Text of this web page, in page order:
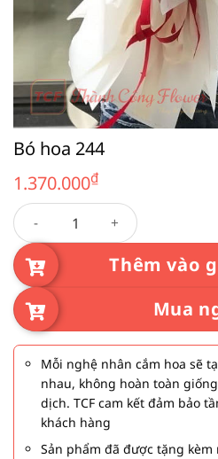
Bó hoa 244
1.370.000₫
Bó hoa 244 số lượng
Thêm vào
Mua
Mỗi nghệ nhân cắm hoa sẽ
nhau, không hoàn toàn
dịch. TCF cam kết đảm bảo
khách hàng
Sản phẩm đã được tặng